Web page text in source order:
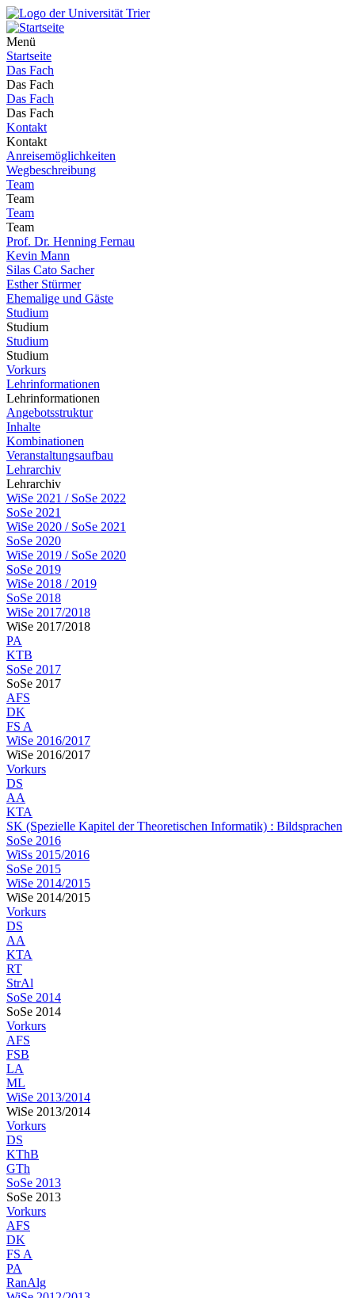
Menü
Startseite
Das Fach
Das Fach
Das Fach
Das Fach
Kontakt
Kontakt
Anreisemöglichkeiten
Wegbeschreibung
Team
Team
Team
Team
Prof. Dr. Henning Fernau
Kevin Mann
Silas Cato Sacher
Esther Stürmer
Ehemalige und Gäste
Studium
Studium
Studium
Studium
Vorkurs
Lehrinformationen
Lehrinformationen
Angebotsstruktur
Inhalte
Kombinationen
Veranstaltungsaufbau
Lehrarchiv
Lehrarchiv
WiSe 2021 / SoSe 2022
SoSe 2021
WiSe 2020 / SoSe 2021
SoSe 2020
WiSe 2019 / SoSe 2020
SoSe 2019
WiSe 2018 / 2019
SoSe 2018
WiSe 2017/2018
WiSe 2017/2018
PA
KTB
SoSe 2017
SoSe 2017
AFS
DK
FS A
WiSe 2016/2017
WiSe 2016/2017
Vorkurs
DS
AA
KTA
SK (Spezielle Kapitel der Theoretischen Informatik) : Bildsprachen
SoSe 2016
WiSs 2015/2016
SoSe 2015
WiSe 2014/2015
WiSe 2014/2015
Vorkurs
DS
AA
KTA
RT
StrAl
SoSe 2014
SoSe 2014
Vorkurs
AFS
FSB
LA
ML
WiSe 2013/2014
WiSe 2013/2014
Vorkurs
DS
KThB
GTh
SoSe 2013
SoSe 2013
Vorkurs
AFS
DK
FS A
PA
RanAlg